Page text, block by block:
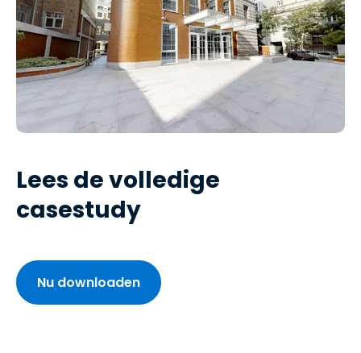
Lees de volledige
casestudy
Nu downloaden